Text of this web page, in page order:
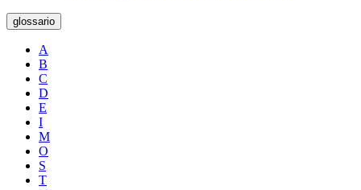
glossario
A
B
C
D
E
I
M
O
S
T